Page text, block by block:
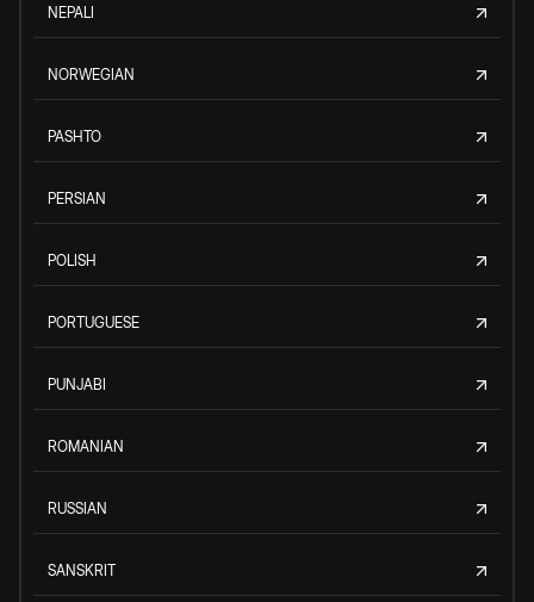
NEPALI
NORWEGIAN
PASHTO
PERSIAN
POLISH
PORTUGUESE
PUNJABI
ROMANIAN
RUSSIAN
SANSKRIT